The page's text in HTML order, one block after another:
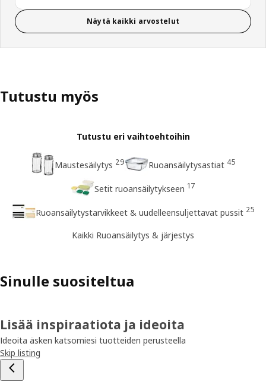
Näytä kaikki arvostelut
Tutustu myös
Tutustu eri vaihtoehtoihin
Maustesäilytys 29 Ruoansäilytysastiat 45
Setit ruoansäilytykseen 17
Ruoansäilytystarvikkeet & uudelleensuljettavat pussit 25
Kaikki Ruoansäilytys & järjestys
Sinulle suositeltua
Lisää inspiraatiota ja ideoita
Ideoita äsken katsomiesi tuotteiden perusteella
Skip listing